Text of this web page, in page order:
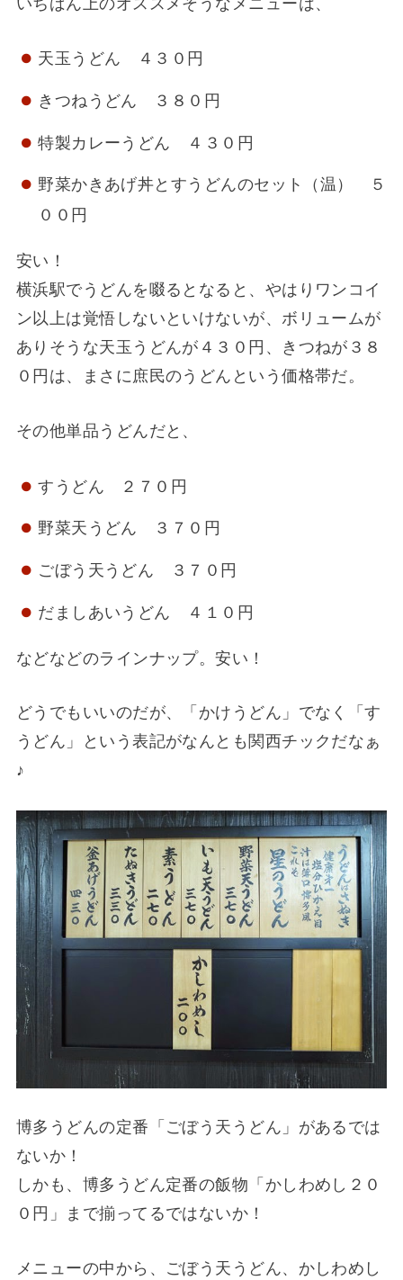
天玉うどん ４３０円
きつねうどん ３８０円
特製カレーうどん ４３０円
野菜かきあげ丼とすうどんのセット（温） ５
００円
安い！
横浜駅でうどんを啜るとなると、やはりワンコイ
ン以上は覚悟しないといけないが、ボリュームが
ありそうな天玉うどんが４３０円、きつねが３８
０円は、まさに庶民のうどんという価格帯だ。
その他単品うどんだと、
すうどん ２７０円
野菜天うどん ３７０円
ごぼう天うどん ３７０円
だましあいうどん ４１０円
などなどのラインナップ。安い！
どうでもいいのだが、「かけうどん」でなく「す
うどん」という表記がなんとも関西チックだなぁ
♪
博多うどんの定番「ごぼう天うどん」があるでは
ないか！
しかも、博多うどん定番の飯物「かしわめし２０
０円」まで揃ってるではないか！
メニューの中から、ごぼう天うどん、かしわめし